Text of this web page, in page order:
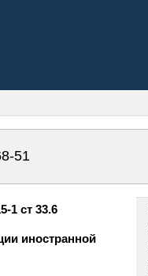
51
1 ст 33.6
иностранной